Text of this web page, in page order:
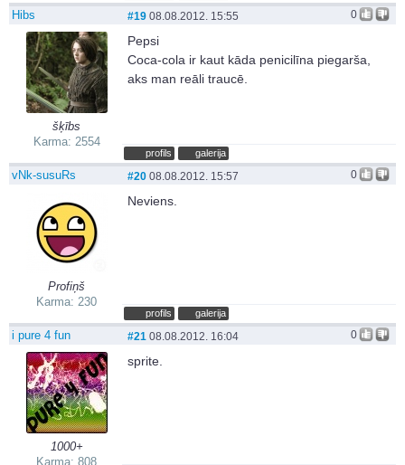
Hibs
šķībs
Karma: 2554
0
#19 08.08.2012. 15:55
Pepsi
Coca-cola ir kaut kāda penicilīna piegarša,
aks man reāli traucē.
profils galerija
vNk-susuRs
Profiņš
Karma: 230
0
#20 08.08.2012. 15:57
Neviens.
profils galerija
i pure 4 fun
1000+
Karma: 808
0
#21 08.08.2012. 16:04
sprite.